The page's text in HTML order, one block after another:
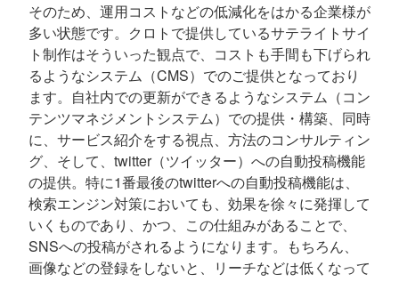
そのため、運用コストなどの低減化をはかる企業様が
多い状態です。クロトで提供しているサテライトサイ
ト制作はそういった観点で、コストも手間も下げられ
るようなシステム（CMS）でのご提供となっており
ます。自社内での更新ができるようなシステム（コン
テンツマネジメントシステム）での提供・構築、同時
に、サービス紹介をする視点、方法のコンサルティン
グ、そして、twitter（ツイッター）への自動投稿機能
の提供。特に1番最後のtwitterへの自動投稿機能は、
検索エンジン対策においても、効果を徐々に発揮して
いくものであり、かつ、この仕組みがあることで、
SNSへの投稿がされるようになります。もちろん、
画像などの登録をしないと、リーチなどは低くなって